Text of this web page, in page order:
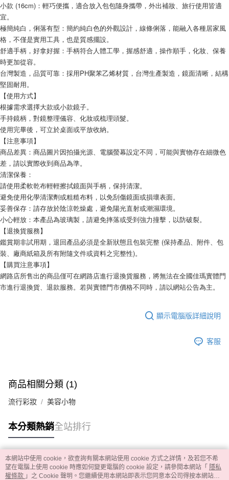
小款 (16cm)：輕巧便攜，適合放入包包隨身攜帶，外出補妝、旅行使用皆適
宜。
極簡純白，俐落有型：簡約純白色的外觀設計，線條俐落，能融入各種居家風
格，不僅是實用工具，也是質感擺設。
舒適手柄，好拿好握：手柄符合人體工學，握感舒適，操作順手，化妝、保養
時更加從容。
台灣製造，品質可靠：採用PH聚苯乙烯材質，台灣生產製造，鏡面清晰，結構
堅固耐用。
【使用方式】
根據需求選擇大款或小款鏡子。
手持鏡柄，對鏡整理儀容、化妝或梳理頭髮。
使用完畢後，可立於桌面或平放收納。
【注意事項】
商品差異：商品圖片因拍攝光源、電腦螢幕設定不同，可能與實物存在細微色
差，請以實際收到商品為準。
清潔保養：
請使用柔軟乾布輕輕擦拭鏡面與手柄，保持清潔。
避免使用化學清潔劑或粗糙布料，以免刮傷鏡面或損壞表面。
妥善保存：請存放於陰涼乾燥處，避免陽光直射或潮濕環境。
小心輕放：本產品為玻璃製，請避免摔落或受到強力撞擊，以防破裂。
【退換貨服務】
鑑賞期非試用期，退回產品必須是全新狀態且包裝完整 (保持產品、附件、包
裝、廠商紙箱及所有附隨文件或資料之完整性)。
【購買注意事項】
網路店所售出的商品僅可在網路店進行退換貨服務，將無法在全國佳瑪實體門
市進行退換貨、退款服務。若與實體門市價格不同時，請以網站公告為主。
顯示電腦版詳細說明
客服
商品相關分類 (1)
流行彩妝 美容小物
本分類熱銷全站排行
熱門標籤
本網站中使用 cookie，欲查詢有關本網站使用 cookie 方式之詳情，及若您不希
望在電腦上使用 cookie 時應如何變更電腦的 cookie 設定，請參閱本網站「 隱私
權條款 」之 Cookie 聲明。您繼續使用本網站即表示您同意本公司得按本網站使